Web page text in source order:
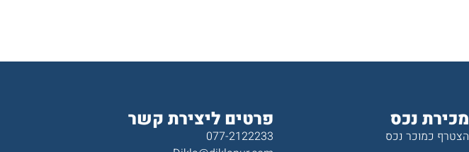
מכירת נכס
הצטרף כמוכר נכס
פרטים ליצירת קשר
077-2122233